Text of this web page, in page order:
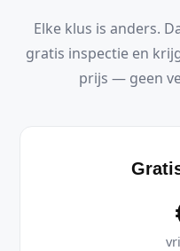
Elke klus is anders.
gratis inspectie en
prijs — geen